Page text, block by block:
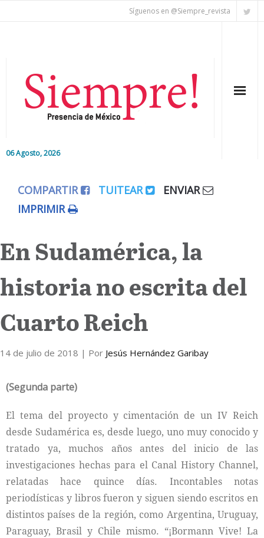
Síguenos en @Siempre_revista
06 Agosto, 2026
Editorial
Colaboradores
Internacional
Cultura
COMPARTIR TUITEAR
ENVIAR
IMPRIMIR
En Sudamérica, la
historia no escrita del
Cuarto Reich
14 de julio de 2018 | Por Jesús Hernández Garibay
(Segunda parte)
El tema del proyecto y cimentación de un IV Reich
desde Sudamérica es, desde luego, uno muy conocido y
tratado ya, muchos años antes del inicio de las
investigaciones hechas para el Canal History Channel,
relatadas hace quince días. Incontables notas
periodísticas y libros fueron y siguen siendo escritos en
distintos países de la región, como Argentina, Uruguay,
Paraguay, Brasil y Chile mismo. “¡Bormann Vive! La